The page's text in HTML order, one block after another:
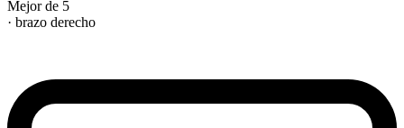
Mejor de 5
· brazo derecho